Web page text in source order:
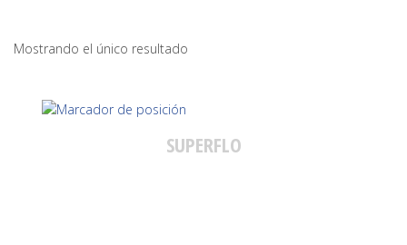
Mostrando el único resultado
SUPERFLO